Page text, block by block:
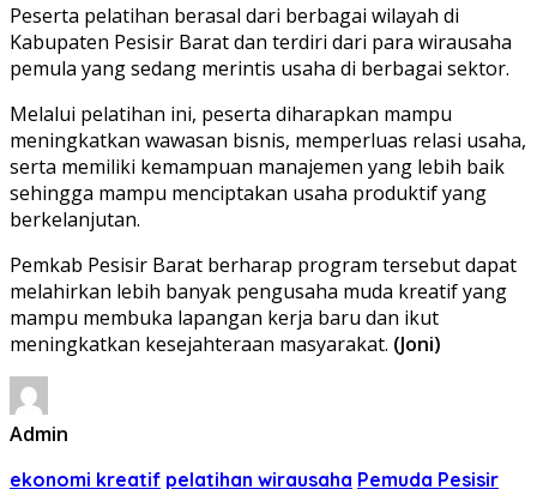
Peserta pelatihan berasal dari berbagai wilayah di
Kabupaten Pesisir Barat dan terdiri dari para wirausaha
pemula yang sedang merintis usaha di berbagai sektor.
Melalui pelatihan ini, peserta diharapkan mampu
meningkatkan wawasan bisnis, memperluas relasi usaha,
serta memiliki kemampuan manajemen yang lebih baik
sehingga mampu menciptakan usaha produktif yang
berkelanjutan.
Pemkab Pesisir Barat berharap program tersebut dapat
melahirkan lebih banyak pengusaha muda kreatif yang
mampu membuka lapangan kerja baru dan ikut
meningkatkan kesejahteraan masyarakat. (Joni)
Admin
ekonomi kreatif pelatihan wirausaha Pemuda Pesisir